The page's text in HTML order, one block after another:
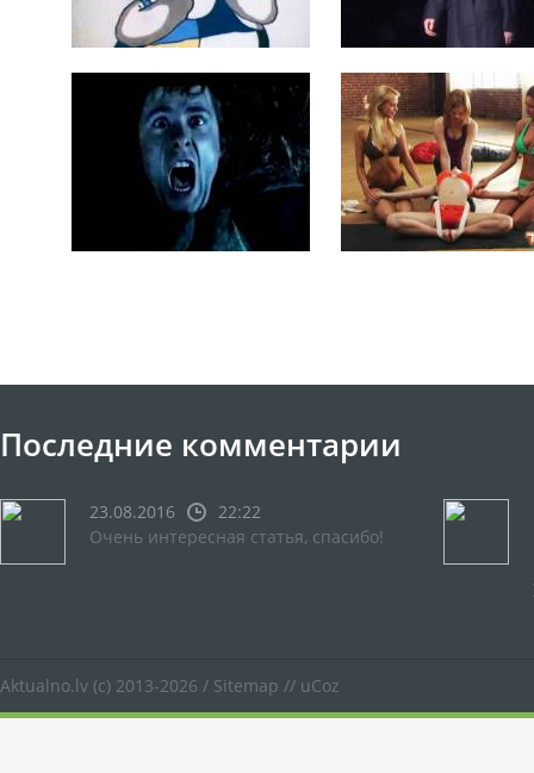
Последние комментарии
23.08.2016
22:22
Очень интересная статья, спасибо!
Aktualno.lv (c) 2013-2026 / Sitemap // uCoz